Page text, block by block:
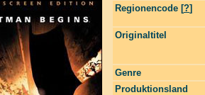
Regionencode [?]
Originaltitel
Genre
Produktionsland